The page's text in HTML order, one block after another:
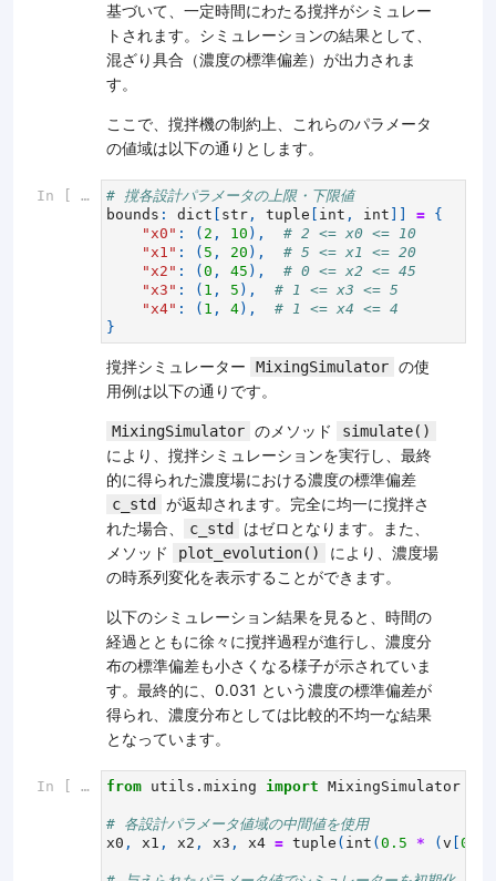
基づいて、一定時間にわたる撹拌がシミュレー
トされます。シミュレーションの結果として、
混ざり具合（濃度の標準偏差）が出力されま
す。
ここで、撹拌機の制約上、これらのパラメータ
の値域は以下の通りとします。
In [ ]:
# 撹各設計パラメータの上限・下限値
bounds : dict str , tuple int , int = {
"x0" : ( 2 , 10 ),
# 2 <= x0 <= 10
"x1" : ( 5 , 20 ),
# 5 <= x1 <= 20
"x2" : ( 0 , 45 ),
# 0 <= x2 <= 45
"x3" : ( 1 , 5 ),
# 1 <= x3 <= 5
"x4" : ( 1 , 4),
# 1 <= x4 <= 4
}
撹拌シミュレーター MixingSimulator の使
用例は以下の通りです。
MixingSimulator のメソッド simulate()
により、撹拌シミュレーションを実行し、最終
的に得られた濃度場における濃度の標準偏差
c_std
が返却されます。完全に均一に撹拌さ
れた場合、
c_std
はゼロとなります。また、
メソッド
plot_evolution()
により、濃度場
の時系列変化を表示することができます。
以下のシミュレーション結果を見ると、時間の
経過とともに徐々に撹拌過程が進行し、濃度分
布の標準偏差も小さくなる様子が示されていま
す。最終的に、0.031 という濃度の標準偏差が
得られ、濃度分布としては比較的不均一な結果
となっています。
In [ ]: from utils.mixing import MixingSimulator
# 各設計パラメータ値域の中間値を使用
x0 , x1 , x2 , x3 , x4 = tuple ( int ( 0.5 * ( v 0